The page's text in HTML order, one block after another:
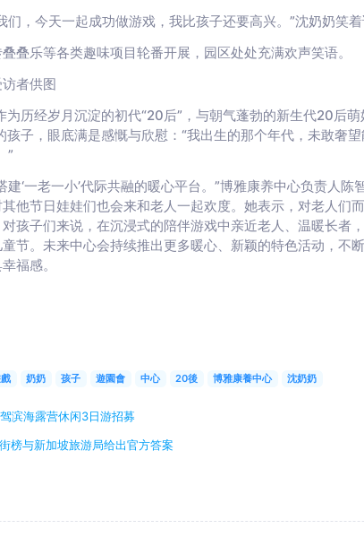
，今天一起成功做游戏，我比孩子还要高兴。”沈奶奶笑着
叠乐等各类趣味项目轮番开展，园区处处充满欢声笑语。
者供图
历经岁月沉淀的初代“20后”，与朝气蓬勃的新生代20后萌
子，眼底满是感慨与欣慰：“我出生的那个年代，未敢奢望
”
‘一老一小’代际共融的暖心平台。”博雅康养中心负责人陈
他节日娃娃们也会来和老人一起欢度。她表示，对老人们
孩子们来说，在沉浸式的陪伴游戏中亲近老人、温暖长者
节。未来中心会持续推出更多暖心、新颖的特色活动，不
福感。
奶奶 孩子 遊園會 中心 20後 博雅康養中心 沈奶奶
滨海露营休闲3日游招募
榜与新加坡旅游局给出官方答案